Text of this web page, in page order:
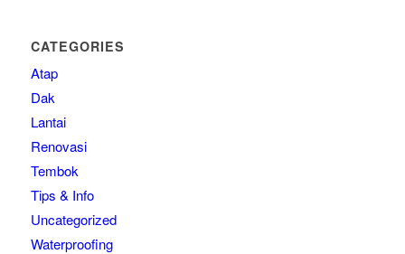
CATEGORIES
Atap
Dak
Lantai
Renovasi
Tembok
Tips & Info
Uncategorized
Waterproofing